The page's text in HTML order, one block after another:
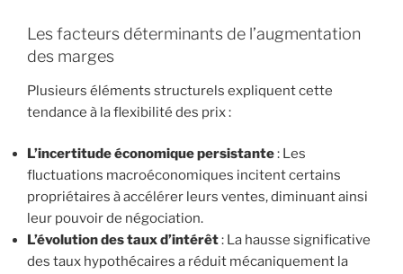
Les facteurs déterminants de l’augmentation
des marges
Plusieurs éléments structurels expliquent cette
tendance à la flexibilité des prix :
L’incertitude économique persistante: Les
fluctuations macroéconomiques incitent certains
propriétaires à accélérer leurs ventes, diminuant ainsi
leur pouvoir de négociation.
L’évolution des taux d’intérêt: La hausse significative
des taux hypothécaires a réduit mécaniquement la